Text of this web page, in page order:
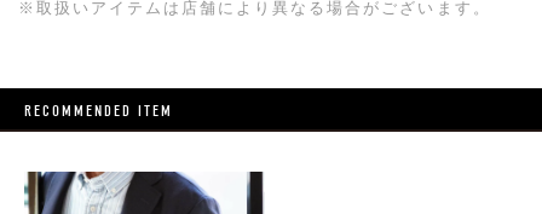
※取扱いアイテムは店舗により異なる場合がございます。
RECOMMENDED ITEM